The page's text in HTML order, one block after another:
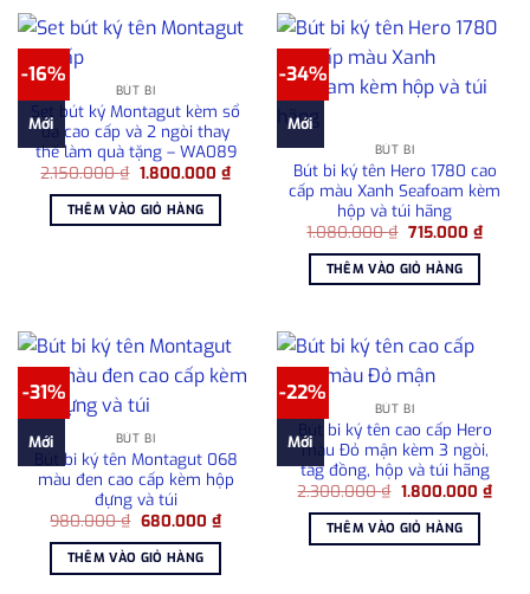
-16%
Mới
BÚT BI
Set bút ký Montagut kèm sổ
da cao cấp và 2 ngòi thay
thế làm quà tặng – WA089
2.150.000₫ Giá
là:
2.150.000 ₫.
1.800.000 ₫Giá
hiện
1.800.000 ₫.
THÊM VÀO GIỎ HÀNG
-34%
Mới
BÚT BI
Bút bi ký tên Hero 1780 cao
cấp màu Xanh Seafoam kèm
hộp và túi hãng
1.080.000₫ Giá
là:
1.080.000 ₫.
715.000 ₫Giá
hiện
THÊM VÀO GIỎ HÀNG
-31%
Mới BÚT BI
Bút bi ký tên Montagut 068
màu đen cao cấp kèm hộp
đựng và túi
980.000₫ Giá
là:
980.000 ₫.
680.000 ₫Giá
680.000 ₫.
THÊM VÀO GIỎ HÀNG
-22%
Mới
BÚT BI
Bút bi ký tên cao cấp Hero
màu Đỏ mận kèm 3 ngòi,
tag đồng, hộp và túi hãng
2.300.000₫ Giá
là:
2.300.000 ₫.
1.800.000 ₫Giá
THÊM VÀO GIỎ HÀNG